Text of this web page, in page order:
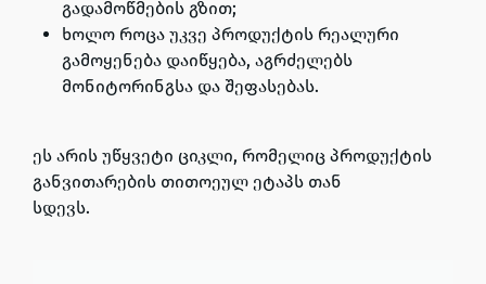
გადამოწმების გზით;
ხოლო როცა უკვე პროდუქტის რეალური
გამოყენება დაიწყება, აგრძელებს
მონიტორინგსა და შეფასებას.
ეს არის უწყვეტი ციკლი, რომელიც პროდუქტის
განვითარების თითოეულ ეტაპს თან
სდევს.